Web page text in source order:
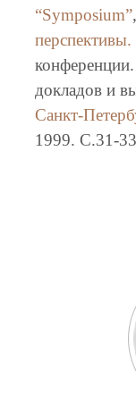
“Symposium”,
перспективы.
докладов и
Санкт-
1999. C.31-